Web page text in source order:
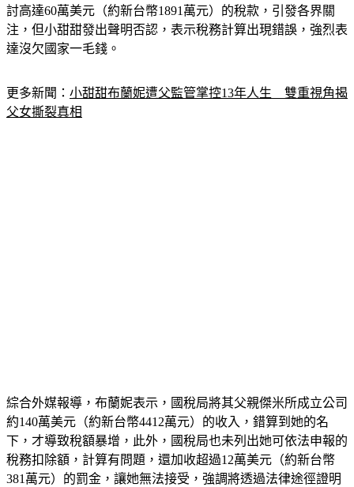
討高達60萬美元（約新台幣1891萬元）的稅款，引發各界關
注，但小甜甜發出聲明否認，表示稅務計算出現錯誤，強烈表
達沒欠國家一毛錢。
更多新聞： 小甜甜布蘭妮遭父監管掌控13年人生　雙重視角揭
父女撕裂真相
綜合外媒報導，布蘭妮表示，國稅局將其父親傑米所成立公司
約140萬美元（約新台幣4412萬元）的收入，錯算到她的名
下，才導致稅額暴增，此外，國稅局也未列出她可依法申報的
稅務扣除額，計算有問題，還加收超過12萬美元（約新台幣
381萬元）的罰金，讓她無法接受，強調將透過法律途徑證明